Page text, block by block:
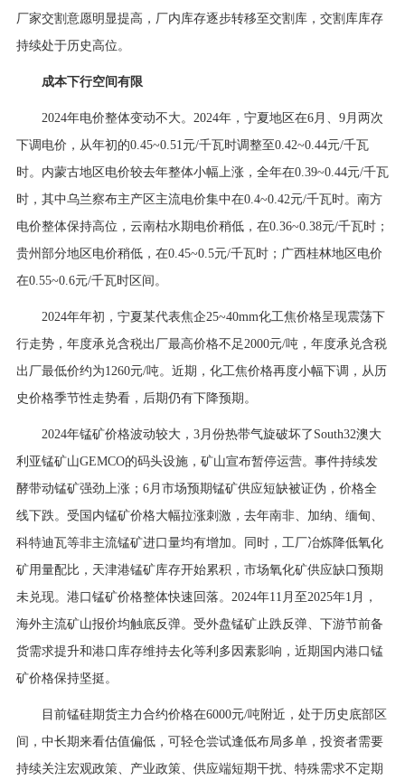
厂家交割意愿明显提高，厂内库存逐步转移至交割库，交割库库存
持续处于历史高位。
成本下行空间有限
2024年电价整体变动不大。2024年，宁夏地区在6月、9月两次
下调电价，从年初的0.45~0.51元/千瓦时调整至0.42~0.44元/千瓦
时。内蒙古地区电价较去年整体小幅上涨，全年在0.39~0.44元/千瓦
时，其中乌兰察布主产区主流电价集中在0.4~0.42元/千瓦时。南方
电价整体保持高位，云南枯水期电价稍低，在0.36~0.38元/千瓦时；
贵州部分地区电价稍低，在0.45~0.5元/千瓦时；广西桂林地区电价
在0.55~0.6元/千瓦时区间。
2024年年初，宁夏某代表焦企25~40mm化工焦价格呈现震荡下
行走势，年度承兑含税出厂最高价格不足2000元/吨，年度承兑含税
出厂最低价约为1260元/吨。近期，化工焦价格再度小幅下调，从历
史价格季节性走势看，后期仍有下降预期。
2024年锰矿价格波动较大，3月份热带气旋破坏了South32澳大
利亚锰矿山GEMCO的码头设施，矿山宣布暂停运营。事件持续发
酵带动锰矿强劲上涨；6月市场预期锰矿供应短缺被证伪，价格全
线下跌。受国内锰矿价格大幅拉涨刺激，去年南非、加纳、缅甸、
科特迪瓦等非主流锰矿进口量均有增加。同时，工厂冶炼降低氧化
矿用量配比，天津港锰矿库存开始累积，市场氧化矿供应缺口预期
未兑现。港口锰矿价格整体快速回落。2024年11月至2025年1月，
海外主流矿山报价均触底反弹。受外盘锰矿止跌反弹、下游节前备
货需求提升和港口库存维持去化等利多因素影响，近期国内港口锰
矿价格保持坚挺。
目前锰硅期货主力合约价格在6000元/吨附近，处于历史底部区
间，中长期来看估值偏低，可轻仓尝试逢低布局多单，投资者需要
持续关注宏观政策、产业政策、供应端短期干扰、特殊需求不定期